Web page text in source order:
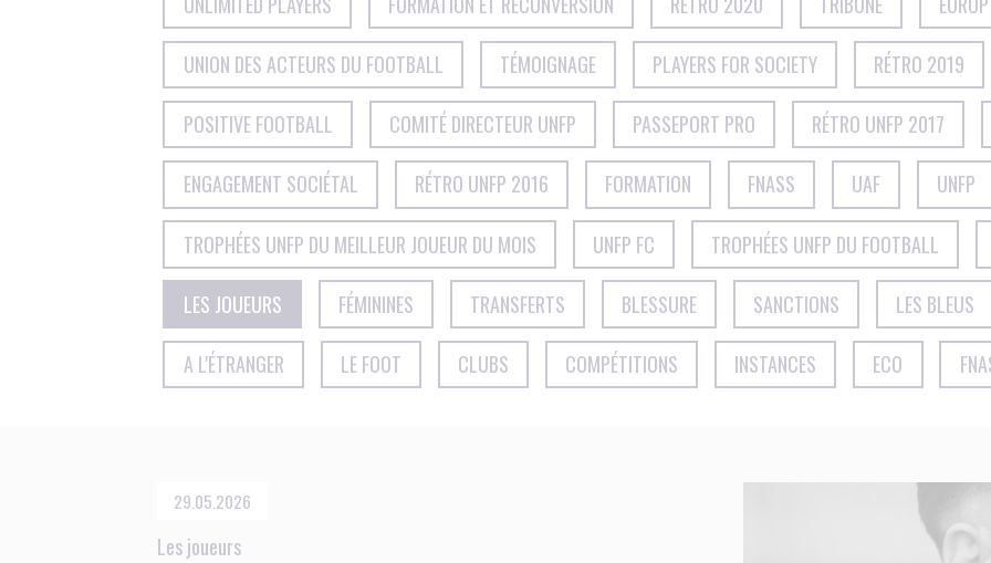
UNION DES ACTEURS DU FOOTBALL TÉMOIGNAGE PLAYERS FOR SOCIETY RÉTRO 2019
POSITIVE FOOTBALL COMITÉ DIRECTEUR UNFP PASSEPORT PRO RÉTRO UNFP 2017
ENGAGEMENT SOCIÉTAL RÉTRO UNFP 2016 FORMATION FNASS UAF UNFP
TROPHÉES UNFP DU MEILLEUR JOUEUR DU MOIS UNFP FC TROPHÉES UNFP DU FOOTBALL
LES JOUEURS FÉMININES TRANSFERTS BLESSURE SANCTIONS LES BLEUS
A L'ÉTRANGER LE FOOT CLUBS COMPÉTITIONS INSTANCES ECO
29.05.2026
Les joueurs